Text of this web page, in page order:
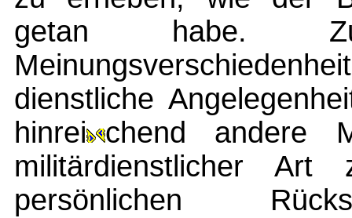
getan habe.
dienstliche
hinrei
chend andere
militärdienstlicher
persönlichen